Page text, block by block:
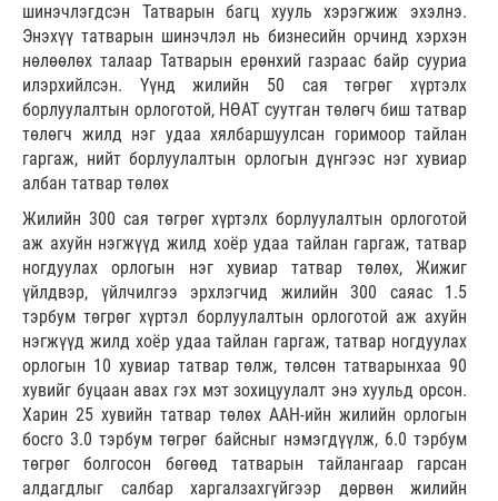
шинэчлэгдсэн Татварын багц хууль хэрэгжиж эхэлнэ.
Энэхүү татварын шинэчлэл нь бизнесийн орчинд хэрхэн
нөлөөлөх талаар Татварын ерөнхий газраас байр сууриа
илэрхийлсэн. Үүнд жилийн 50 сая төгрөг хүртэлх
борлуулалтын орлоготой, НӨАТ суутган төлөгч биш татвар
төлөгч жилд нэг удаа хялбаршуулсан горимоор тайлан
гаргаж, нийт борлуулалтын орлогын дүнгээс нэг хувиар
албан татвар төлөх
Жилийн 300 сая төгрөг хүртэлх борлуулалтын орлоготой
аж ахуйн нэгжүүд жилд хоёр удаа тайлан гаргаж, татвар
ногдуулах орлогын нэг хувиар татвар төлөх, Жижиг
үйлдвэр, үйлчилгээ эрхлэгчид жилийн 300 саяас 1.5
тэрбум төгрөг хүртэл борлуулалтын орлоготой аж ахуйн
нэгжүүд жилд хоёр удаа тайлан гаргаж, татвар ногдуулах
орлогын 10 хувиар татвар төлж, төлсөн татварынхаа 90
хувийг буцаан авах гэх мэт зохицуулалт энэ хуульд орсон.
Харин 25 хувийн татвар төлөх ААН-ийн жилийн орлогын
босго 3.0 тэрбум төгрөг байсныг нэмэгдүүлж, 6.0 тэрбум
төгрөг болгосон бөгөөд татварын тайлангаар гарсан
алдагдлыг салбар харгалзахгүйгээр дөрвөн жилийн